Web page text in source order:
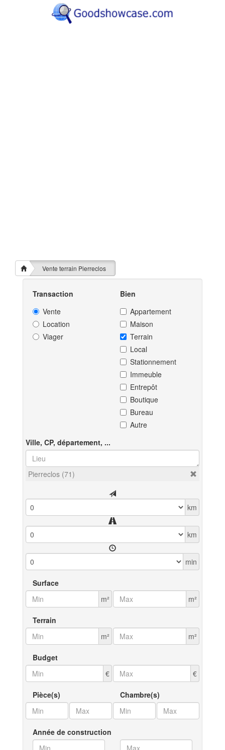
Vente terrain Pierreclos
Transaction
Vente
Location
Viager
Bien
Appartement
Maison
Terrain
Local
Stationnement
Immeuble
Entrepôt
Boutique
Bureau
Autre
Ville, CP, département, ...
Pierreclos (71)
km
km
min
Surface
m²
m²
Terrain
m²
m²
Budget
€
€
Pièce(s) Chambre(s)
Année de construction